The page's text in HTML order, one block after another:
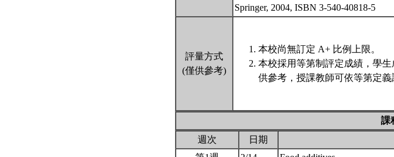
Springer, 2004, ISBN 3-540-40818-5
評量方式
(僅供參考)
本校尚無訂定 A+ 比例上限。
本校採用等第制評定成績，學
供參考，授課教師可依等第定
課
週次
日期